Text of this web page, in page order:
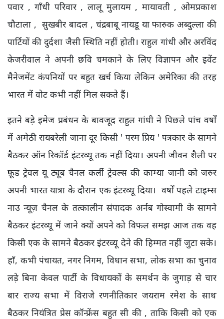
पवार , गाँधी परिवार , लालू मुलायम , मायावती , ओमप्रकाश
चौटाला , सुखबीर बादल , चंद्रबाबू नायडू या फारुक अब्दुल्ला की
पार्टियों की दुर्दशा जैसी स्थिति नहीं होती। राहुल गांधी और अरविंद
केजरीवाल ने अपनी छवि चमकाने के लिए विज्ञापन और इवेंट
मैनेजमेंट कंपनियों पर बहुत खर्च किया लेकिन अमेरिका की तरह
भारत में वोट कभी नहीं मिल सकते हैं।
इतने बड़े इमेज प्रबंधन के बावजूद राहुल गांधी ने पिछले पांच वर्षों
में अमेठी रायबरेली जाना दूर किसी ' परम प्रिय ' पत्रकार के सामने
बैठकर ऑन रिकॉर्ड इंटरव्यू तक नहीं दिया। अपनी जीवन शैली पर
फ़ूड ट्रेवल यू ट्यूब चैनल कर्ली ट्रेवल्स की काम्या जानी को जरुर
अपनी भारत यात्रा के दौरान एक इंटरव्यू दिया। वर्षों पहले टाइम्स
नाउ न्यूज़ चैनल के तत्कालीन संपादक अर्नब गोस्वामी के सामने
बैठकर इंटरव्यू में जाने क्यों अपने को विफल समझ आज तक वह
किसी एक के सामने बैठकर इंटरव्यू देने की हिम्मत नहीं जुटा सके।
हाँ, कभी पंचायत, नगर निगम, विधान सभा, लोक सभा का चुनाव
लड़े बिना केवल पार्टी के विधायकों के समर्थन के जुगाड़ से चार
बार राज्य सभा में विराजे रणनीतिकार जयराम रमेश के साथ
बैठकर नियंत्रित प्रेस कॉन्फ्रेंस बहुत सी की , ताकि किसी को एक